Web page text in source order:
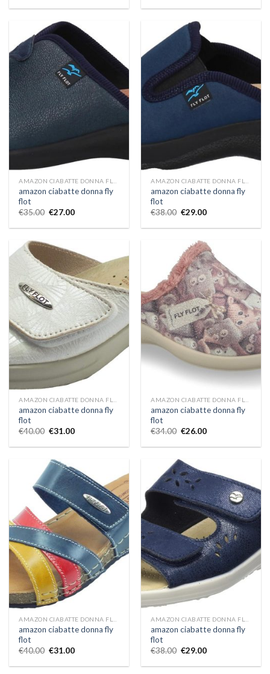
amazon ciabatte donna fly
flot
€35.00 €27.00
amazon ciabatte donna fly
flot
€38.00 €29.00
amazon ciabatte donna fly
flot
€40.00 €31.00
amazon ciabatte donna fly
flot
€34.00 €26.00
amazon ciabatte donna fly
flot
€40.00 €31.00
amazon ciabatte donna fly
flot
€38.00 €29.00